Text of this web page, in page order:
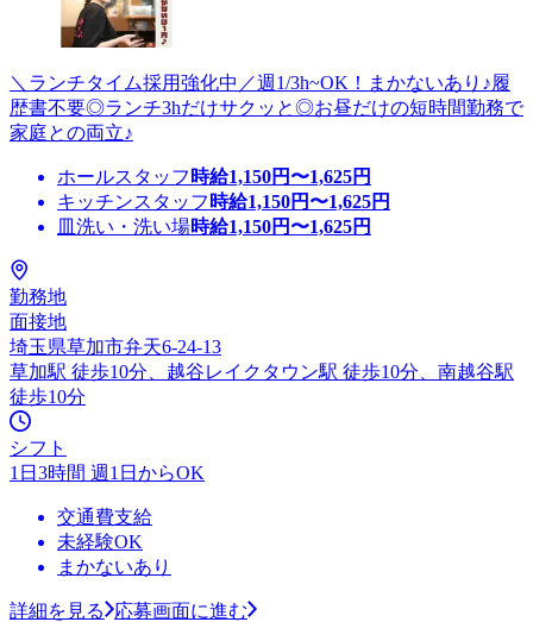
＼ランチタイム採用強化中／週1/3h~OK！まかないあり♪履
歴書不要◎ランチ3hだけサクッと◎お昼だけの短時間勤務で
家庭との両立♪
ホールスタッフ 時給1,150円〜1,625円
キッチンスタッフ 時給1,150円〜1,625円
皿洗い・洗い場時給1,150円〜1,625円
勤務地
面接地
埼玉県草加市弁天6-24-13
草加駅 徒歩10分、越谷レイクタウン駅 徒歩10分、南越谷駅
徒歩10分
シフト
1日3時間 週1日からOK
交通費支給
未経験OK
まかないあり
詳細を見る
応募画面に進む